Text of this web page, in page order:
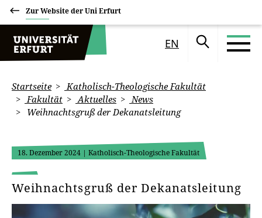
Zur Website der Uni Erfurt
EN
Startseite
Katholisch-Theologische Fakultät
Fakultät
Aktuelles
News
Weihnachtsgruß der Dekanatsleitung
18. Dezember 2024 | Katholisch-Theologische Fakultät
Weihnachtsgruß der Dekanatsleitung